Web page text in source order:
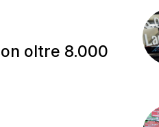
oltre 8.000